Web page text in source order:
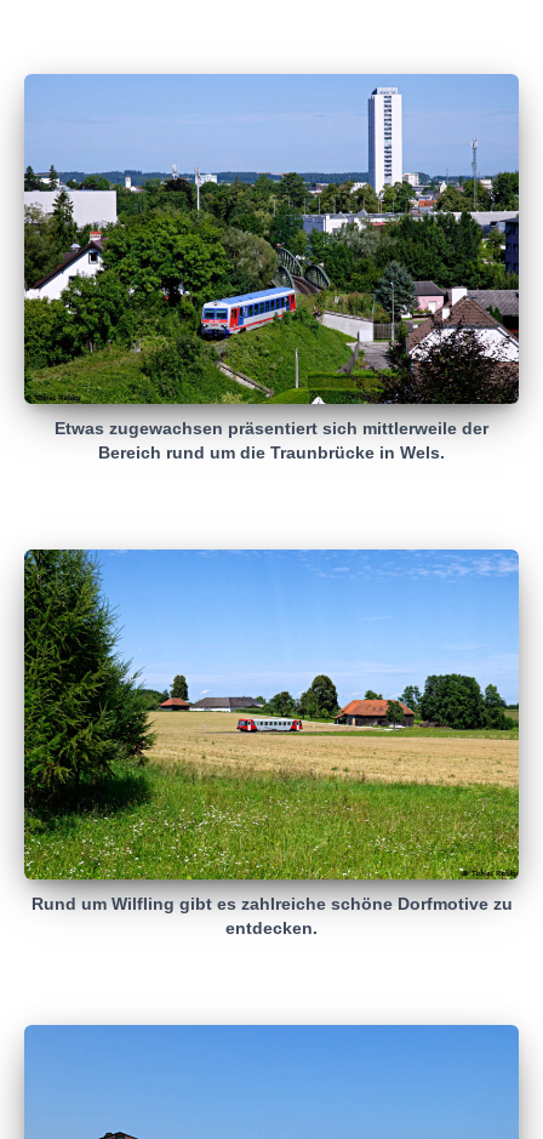
Etwas zugewachsen präsentiert sich mittlerweile der
Bereich rund um die Traunbrücke in Wels.
Rund um Wilfling gibt es zahlreiche schöne Dorfmotive zu
entdecken.